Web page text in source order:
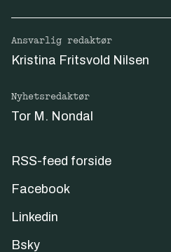
Ansvarlig redaktør
Kristina Fritsvold Nilsen
Nyhetsredaktør
Tor M. Nondal
RSS-feed forside
Facebook
Linkedin
Bsky